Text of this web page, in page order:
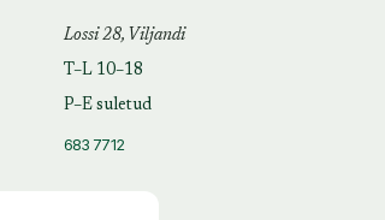
Lossi 28, Viljandi
T–L 10–18
P–E suletud
683 7712